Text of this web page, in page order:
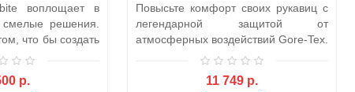
воплощает в
решения.
что бы создать
р.
Повысьте комфорт своих рукавиц с
легендарной защитой от
атмосферных воздействий Gore-Tex.
11 749 р.